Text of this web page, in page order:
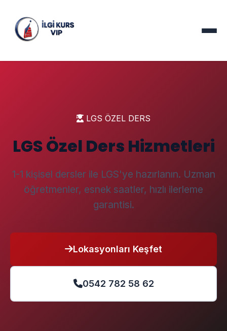
LGS ÖZEL DERS
LGS Özel Ders Hizmetleri
1-1 kişisel dersler ile LGS'ye hazırlanın. Uzman
öğretmenler, esnek saatler, hızlı ilerleme
garantisi.
Lokasyonları Keşfet
0542 782 58 62